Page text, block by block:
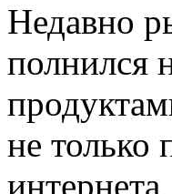
Недавно
полнился
не только